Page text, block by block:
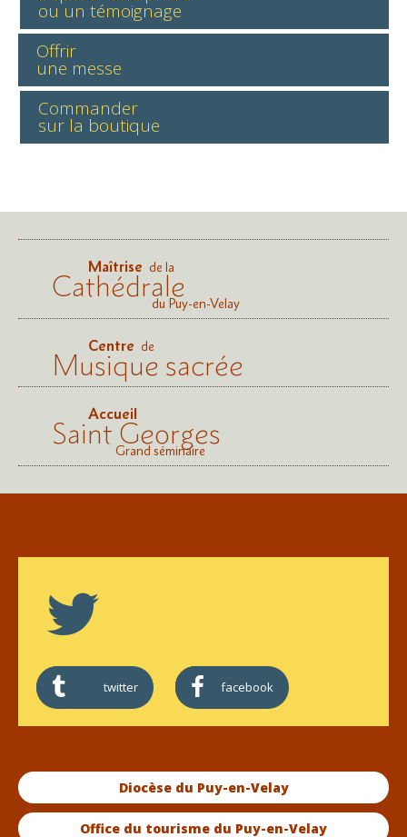
ou un témoignage
Offrir
une messe
Commander
sur la boutique
Maîtrise de la
Cathédraledu Puy-en-Velay
Centre de
Musique sacrée
Accueil
Saint Georges
Grand séminaire
twitter facebook
Diocèse du Puy-en-Velay
Office du tourisme du Puy-en-Velay